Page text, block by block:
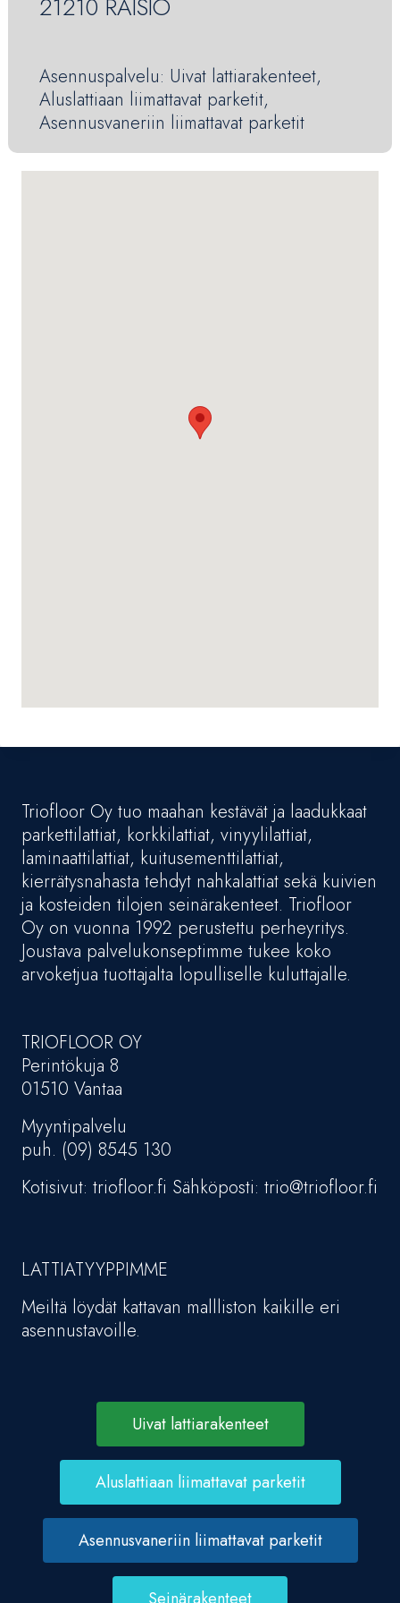
21210 RAISIO
Asennuspalvelu: Uivat lattiarakenteet,
Aluslattiaan liimattavat parketit,
Asennusvaneriin liimattavat parketit
Triofloor Oy tuo maahan kestävät ja laadukkaat
parkettilattiat, korkkilattiat, vinyylilattiat,
laminaattilattiat, kuitusementtilattiat,
kierrätysnahasta tehdyt nahkalattiat sekä kuivien
ja kosteiden tilojen seinärakenteet. Triofloor
Oy on vuonna 1992 perustettu perheyritys.
Joustava palvelukonseptimme tukee koko
arvoketjua tuottajalta lopulliselle kuluttajalle.
TRIOFLOOR OY
Perintökuja 8
01510 Vantaa
Myyntipalvelu
puh. (09) 8545 130
Kotisivut: triofloor.fi Sähköposti: trio@triofloor.fi
LATTIATYYPPIMME
Meiltä löydät kattavan mallliston kaikille eri
asennustavoille.
Uivat lattiarakenteet
Aluslattiaan liimattavat parketit
Asennusvaneriin liimattavat parketit